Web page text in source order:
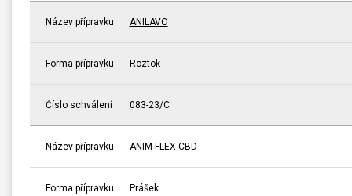
Název přípravku ANILAVO
Forma přípravku Roztok
Číslo schválení 083-23/C
Název přípravku ANIM-FLEX CBD
Forma přípravku Prášek